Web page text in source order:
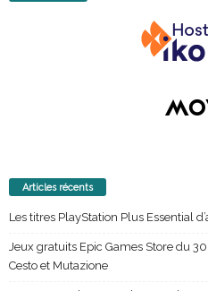
Articles récents
Les titres PlayStation Plus Essential
Jeux gratuits Epic Games Store du
Cesto et Mutazione